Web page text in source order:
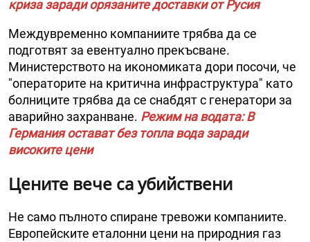
криза заради орязаните доставки от Русия
Междувременно компаниите трябва да се
подготвят за евентуално прекъсване.
Министерството на икономиката дори посочи, че
"операторите на критична инфраструктура" като
болниците трябва да се снабдят с генератори за
аварийно захранване. Режим на водата: В
Германия остават без топла вода заради
високите цени
Цените вече са убийствени
Не само пълното спиране тревожи компаниите.
Европейските еталонни цени на природния газ